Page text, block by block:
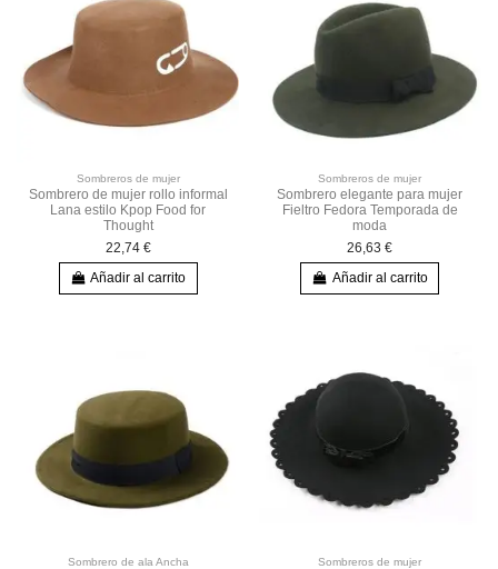
Sombreros de mujer
Sombrero de mujer rollo informal
Lana estilo Kpop Food for
Thought
22,74 €
Añadir al carrito
Sombreros de mujer
Sombrero elegante para mujer
Fieltro Fedora Temporada de
moda
26,63 €
Añadir al carrito
Sombrero de ala Ancha Sombreros de mujer